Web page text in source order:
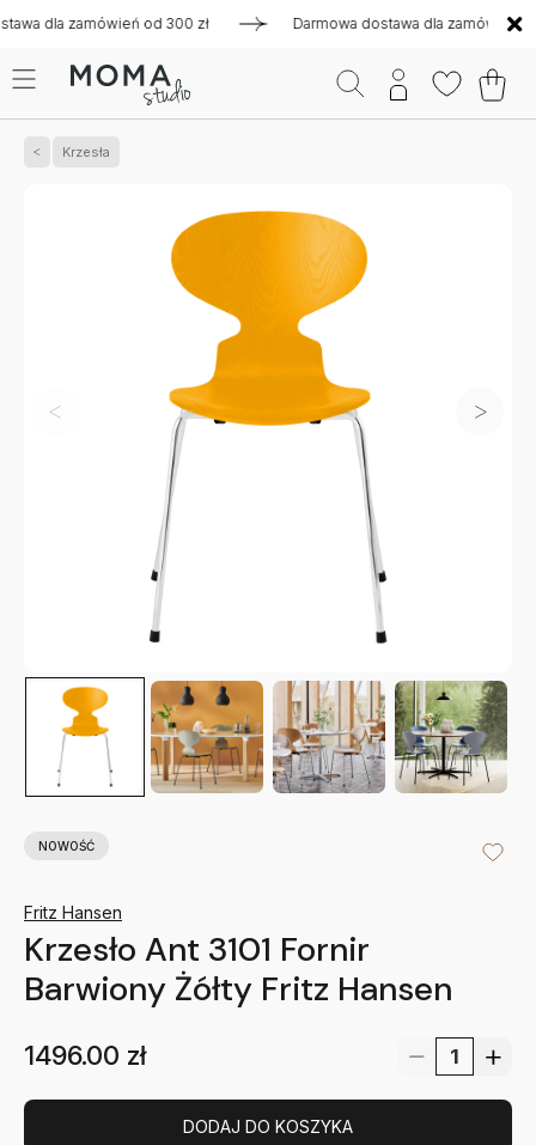
dla zamówień od 300 zł Darmowa dostawa dla zamówień od
Krzesła
NOWOŚĆ
Fritz Hansen
Krzesło Ant 3101 Fornir
Barwiony Żółty Fritz Hansen
1496.00 zł
DODAJ DO KOSZYKA